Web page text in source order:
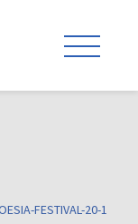
FESTIVAL-20-1